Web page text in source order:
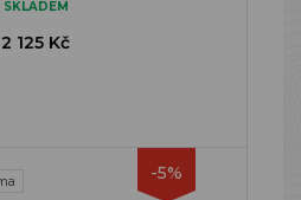
SKLADEM
2 125 Kč
-5%